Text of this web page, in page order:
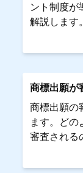
ント制度が
解説します。
商標出願が
商標出願の
ます。ど
審査される